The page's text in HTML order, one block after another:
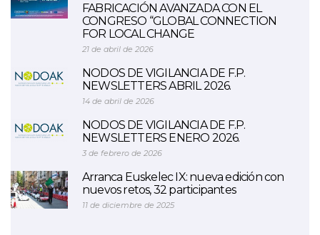
FABRICACIÓN AVANZADA CON EL
CONGRESO “GLOBAL CONNECTION
FOR LOCAL CHANGE
21 de abril de 2026
NODOS DE VIGILANCIA DE F.P.
NEWSLETTERS ABRIL 2026.
14 de abril de 2026
NODOS DE VIGILANCIA DE F.P.
NEWSLETTERS ENERO 2026.
3 de febrero de 2026
Arranca Euskelec IX: nueva edición con
nuevos retos, 32 participantes
11 de diciembre de 2025